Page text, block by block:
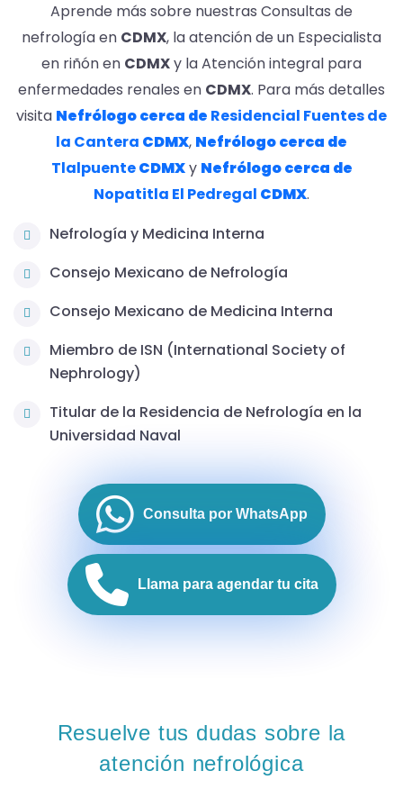
Aprende más sobre nuestras Consultas de
nefrología en CDMX, la atención de un Especialista
en riñón en CDMXy la Atención integral para
enfermedades renales en CDMX. Para más detalles
visita Nefrólogocerca de Residencial Fuentes de
la Cantera CDMX, Nefrólogocerca de
TlalpuenteCDMXy Nefrólogocerca de
Nopatitla El Pedregal CDMX.
Nefrología y Medicina Interna
Consejo Mexicano de Nefrología
Consejo Mexicano de Medicina Interna
Miembro de ISN (International Society of
Nephrology)
Titular de la Residencia de Nefrología en la
Universidad Naval
Consulta por WhatsApp
Llama para agendar tu cita
Resuelve tus dudas sobre la
atención nefrológica